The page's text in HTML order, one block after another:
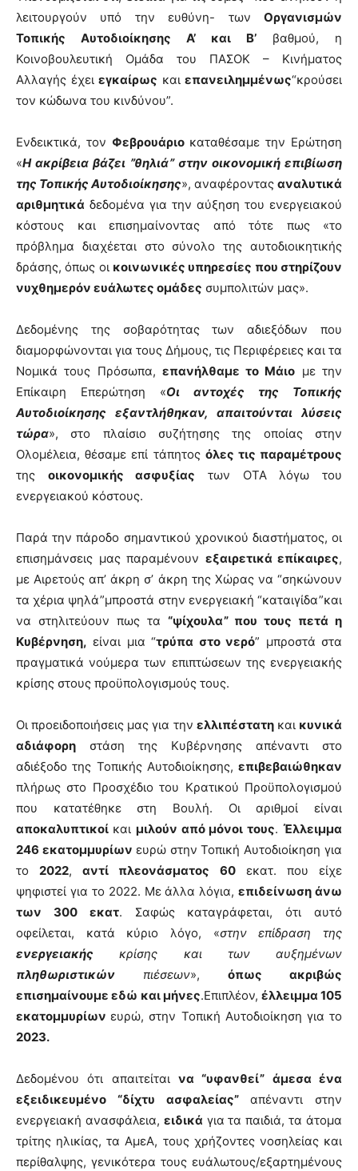
λειτουργούν υπό την ευθύνη- των Οργανισμών
Τοπικής Αυτοδιοίκησης Α’ και Β’ βαθμού, η
Κοινοβουλευτική Ομάδα του ΠΑΣΟΚ – Κινήματος
Αλλαγής έχει εγκαίρως και επανειλημμένως“κρούσει
τον κώδωνα του κινδύνου”.
Ενδεικτικά, τον Φεβρουάριοκαταθέσαμε την Ερώτηση
«Η ακρίβεια βάζει ”θηλιά” στην οικονομική επιβίωση
της Τοπικής Αυτοδιοίκησης», αναφέροντας αναλυτικά
αριθμητικά δεδομένα για την αύξηση του ενεργειακού
κόστους και επισημαίνοντας από τότε πως «το
πρόβλημα διαχέεται στο σύνολο της αυτοδιοικητικής
δράσης, όπως οι κοινωνικές υπηρεσίες που στηρίζουν
νυχθημερόν ευάλωτες ομάδες συμπολιτών μας».
Δεδομένης της σοβαρότητας των αδιεξόδων που
διαμορφώνονται για τους Δήμους, τις Περιφέρειες και τα
Νομικά τους Πρόσωπα, επανήλθαμε το Μάιο με την
Επίκαιρη Επερώτηση «Οι αντοχές της Τοπικής
Αυτοδιοίκησης εξαντλήθηκαν, απαιτούνται λύσεις
τώρα», στο πλαίσιο συζήτησης της οποίας στην
Ολομέλεια, θέσαμε επί τάπητος όλες τις παραμέτρους
της οικονομικής ασφυξίας των ΟΤΑ λόγω του
ενεργειακού κόστους.
Παρά την πάροδο σημαντικού χρονικού διαστήματος, οι
επισημάνσεις μας παραμένουν εξαιρετικά επίκαιρες,
με Αιρετούς απ’ άκρη σ’ άκρη της Χώρας να “σηκώνουν
τα χέρια ψηλά”μπροστά στην ενεργειακή “καταιγίδα”και
να στηλιτεύουν πως τα “ψίχουλα” που τους πετά η
Κυβέρνηση, είναι μια “τρύπα στο νερό” μπροστά στα
πραγματικά νούμερα των επιπτώσεων της ενεργειακής
κρίσης στους προϋπολογισμούς τους.
Οι προειδοποιήσεις μας για την ελλιπέστατηκαι κυνικά
αδιάφορη στάση της Κυβέρνησης απέναντι στο
αδιέξοδο της Τοπικής Αυτοδιοίκησης, επιβεβαιώθηκαν
πλήρως στο Προσχέδιο του Κρατικού Προϋπολογισμού
που κατατέθηκε στη Βουλή. Οι αριθμοί είναι
αποκαλυπτικοί και μιλούν από μόνοι τους.Έλλειμμα
246 εκατομμυρίων ευρώ στην Τοπική Αυτοδιοίκηση για
το2022,αντί πλεονάσματος 60εκατ. που είχε
ψηφιστεί για το 2022. Με άλλα λόγια,επιδείνωση άνω
των 300 εκατ. Σαφώς καταγράφεται, ότι αυτό
οφείλεται, κατά κύριο λόγο, «στην επίδραση της
ενεργειακής κρίσης και των αυξημένων
πληθωριστικών πιέσεων», όπως ακριβώς
επισημαίνουμε εδώ και μήνες.Επιπλέον, έλλειμμα 105
εκατομμυρίωνευρώ, στην Τοπική Αυτοδιοίκηση για το
2023.
Δεδομένου ότι απαιτείται να “υφανθεί” άμεσα ένα
εξειδικευμένο “δίχτυ ασφαλείας”απέναντι στην
ενεργειακή ανασφάλεια, ειδικά για τα παιδιά, τα άτομα
τρίτης ηλικίας, τα ΑμεΑ, τους χρήζοντες νοσηλείας και
περίθαλψης, γενικότερα τους ευάλωτους/εξαρτημένους